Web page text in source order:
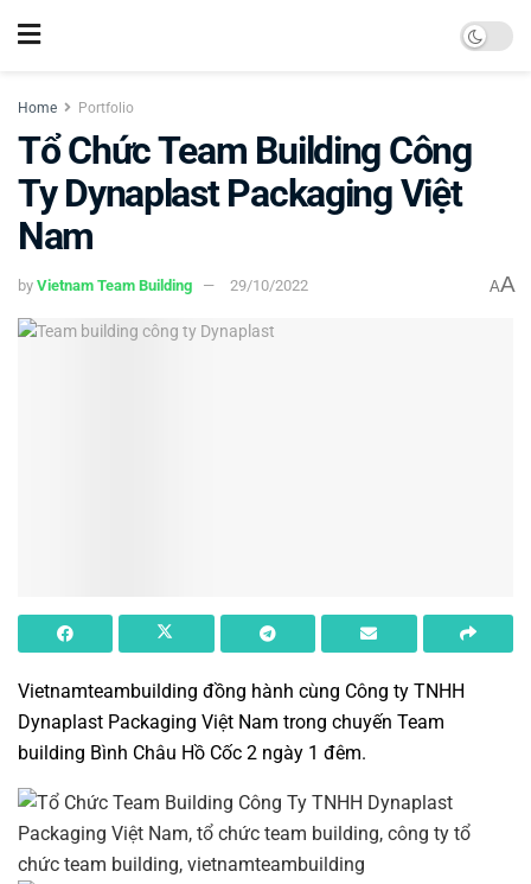
Home Portfolio
Tổ Chức Team Building Công
Ty Dynaplast Packaging Việt
Nam
by Vietnam Team Building 29/10/2022 AA
Vietnamteambuilding đồng hành cùng Công ty TNHH
Dynaplast Packaging Việt Nam trong chuyến Team
building Bình Châu Hồ Cốc 2 ngày 1 đêm.